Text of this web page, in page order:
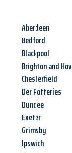
Aberdeen
Bedford
Blackpool
Brighton and
Chesterfield
Der Potteries
Dundee
Exeter
Grimsby
Ipswich